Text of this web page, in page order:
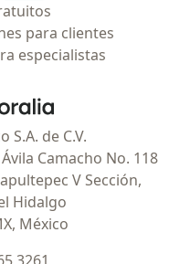
para clientes
especialistas
- Página de inicio
S.A. de C.V.
Camacho No. 118
V Sección,
Hidalgo
México